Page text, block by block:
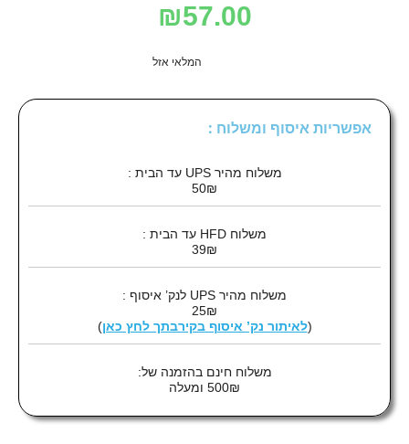
₪57.00
המלאי אזל
אפשריות איסוף ומשלוח :
משלוח מהיר UPS עד הבית :
50₪
משלוח HFD עד הבית :
39₪
משלוח מהיר UPS לנק’ איסוף :
25₪
(לאיתור נק’ איסוף בקירבתך לחץ כאן)
משלוח חינם בהזמנה של:
500₪ ומעלה